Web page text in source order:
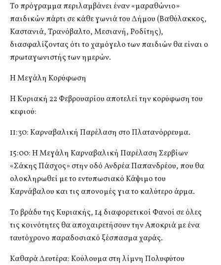
Το πρόγραμμα περιλαμβάνει έναν «μαραθώνιο»
παιδικών πάρτι σε κάθε γωνιά του Δήμου (Βαθύλακκος,
Καστανιά, Τρανόβαλτο, Μεσιανή, Ροδίτης),
διασφαλίζοντας ότι το χαμόγελο των παιδιών θα είναι ο
πρωταγωνιστής των ημερών.
Η Μεγάλη Κορύφωση
Η Κυριακή 22 Φεβρουαρίου αποτελεί την κορύφωση του
κεφιού:
11:30: Καρναβαλική Παρέλαση στο Πλατανόρρευμα.
15:00: Η Μεγάλη Καρναβαλική Παρέλαση Σερβίων
«Σάκης Πάσχος» στην οδό Ανδρέα Παπανδρέου, που θα
ολοκληρωθεί με το εντυπωσιακό Κάψιμο του
Καρνάβαλου και τις απονομές για το καλύτερο άρμα.
Το βράδυ της Κυριακής, 14 διαφορετικοί Φανοί σε όλες
τις κοινότητες θα αποχαιρετήσουν την Αποκριά με ένα
ταυτόχρονο παραδοσιακό ξέσπασμα χαράς.
Καθαρά Δευτέρα: Κούλουμα στη λίμνη Πολυφύτου